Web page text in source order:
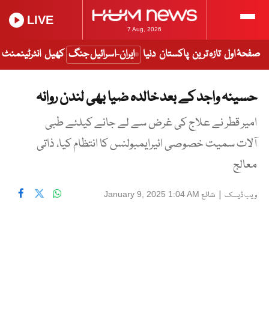
7 Aug, 2026
LIVE
صفحۂ اول تازہ ترین پاکستان دنیا ایران-اسرائیل جنگ کھیل انٹرٹینمنٹ
حسینہ واجد کے بعد خالدہ ضیا بھی لندن روانہ
امیر قطر نے علاج کی غرض سے لے جانے کیلئے طبی
آلات سمیت خصوصی ائیرایمبولنس کا انتظام کیا، ذاتی
معالج
ویب ڈیسک | شائع January 9, 2025 1:04 AM